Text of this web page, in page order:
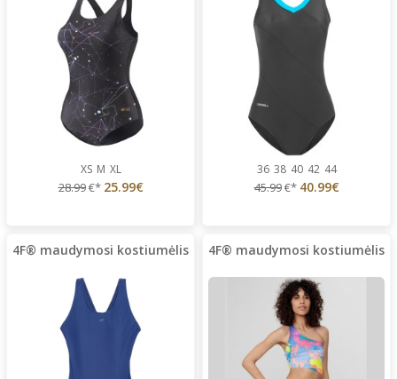
XS M XL
28.99€* 25.99€
36 38 40 42 44
45.99€* 40.99€
4F® maudymosi kostiumėlis 4F® maudymosi kostiumėlis